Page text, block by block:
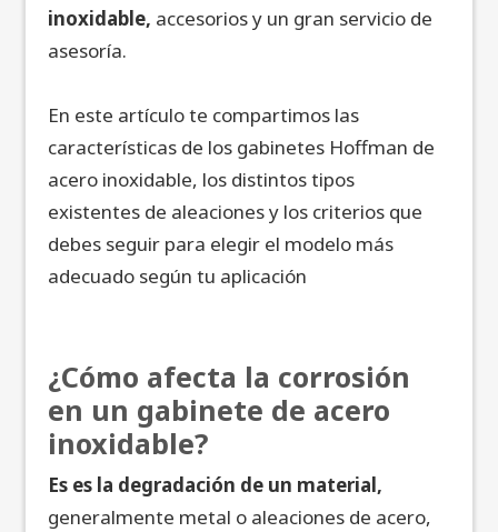
inoxidable, accesorios y un gran servicio de
asesoría.
En este artículo te compartimos las
características de los gabinetes Hoffman de
acero inoxidable, los distintos tipos
existentes de aleaciones y los criterios que
debes seguir para elegir el modelo más
adecuado según tu aplicación
¿Cómo afecta la corrosión
en un gabinete de acero
inoxidable?
Es es la degradación de un material,
generalmente metal o aleaciones de acero,